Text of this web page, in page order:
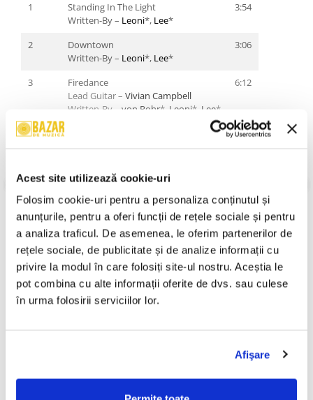
Acest site utilizează cookie-uri
Folosim cookie-uri pentru a personaliza conținutul și
anunțurile, pentru a oferi funcții de rețele sociale și pentru
a analiza traficul. De asemenea, le oferim partenerilor de
rețele sociale, de publicitate și de analize informații cu
privire la modul în care folosiți site-ul nostru. Aceștia le
pot combina cu alte informații oferite de dvs. sau culese
în urma folosirii serviciilor lor.
Afişare
1
Standing In The Light
Written-By – Leoni*, Lee*
3:54
2
Downtown
Written-By – Leoni*, Lee*
3:06
3
Firedance
Lead Guitar – Vivian Campbell
Written-By – von Rohr*, Leoni*, Lee*
6:12
4 4:05
Mean Street Rocket
Written-By –von Rohr*,Leoni
Lead Guitar –Vivian Campbell
Written-By –von Rohr*,Mauser*
7
Take Me
Written-By –Leoni*,Lee*
3:44
8
Angel
Stare Disc:Near Mint (NM or M-)
Stare Coperta:Near Mint (NM or M-)
Informatii conformitate produs
Review-uri(0)
Pârnaie – Liberi (CD)
-30%
Iris - Legenda Merge Mai